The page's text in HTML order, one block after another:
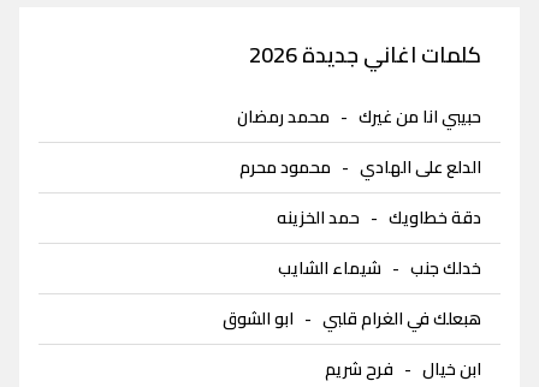
كلمات اغاني جديدة 2026
حبيبي انا من غيرك - محمد رمضان
الدلع على الهادي - محمود محرم
دقة خطاويك - حمد الخزينه
خدلك جنب - شيماء الشايب
هبعلك في الغرام قلبي - ابو الشوق
ابن خيال - فرح شريم